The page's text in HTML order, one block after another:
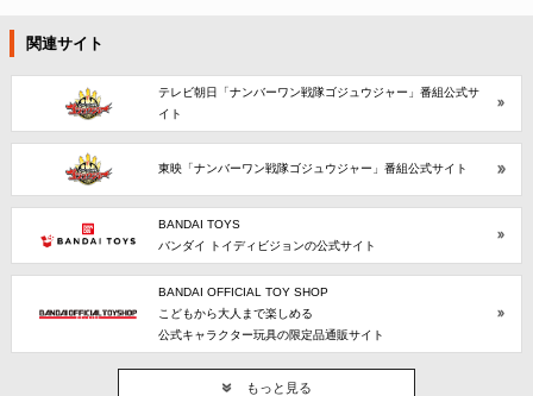
関連サイト
テレビ朝日「ナンバーワン戦隊ゴジュウジャー」番組公式サ
イト
東映「ナンバーワン戦隊ゴジュウジャー」番組公式サイト
BANDAI TOYS
バンダイ トイディビジョンの公式サイト
BANDAI OFFICIAL TOY SHOP
こどもから大人まで楽しめる
公式キャラクター玩具の限定品通販サイト
もっと見る